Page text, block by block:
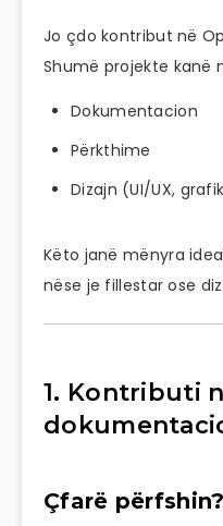
Jo çdo kontribut në
Shumë projekte kanë
Dokumentacion
Përkthime
Dizajn (UI/UX,
Këto janë mënyra
nëse je fillestar ose
1. Kontributi
Çfarë përfshin?